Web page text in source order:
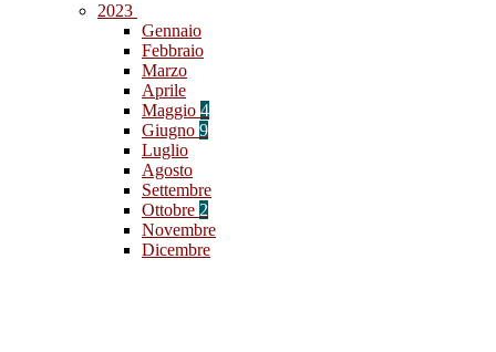
2023
Gennaio
Febbraio
Marzo
Aprile
Maggio 4
Giugno 9
Luglio
Agosto
Settembre
Ottobre 2
Novembre
Dicembre